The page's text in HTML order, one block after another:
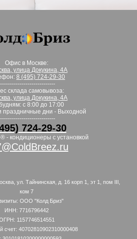
Офис в Москве:
улица Докукина, 4А
8 (495) 724-29-30
склада самовывоза:
улица Докукина, 4А
с 8:00 до 17:00
праздничные дни - Выходной
724-29-30
- кондиционеры с установкой
ул. Тайнинская, д. 16 корп 1, эт 1, пом III,
ком 7
ООО "Колд Бриз"
ИНН: 7716796442
1157746514551
счет: 40702810902310000408